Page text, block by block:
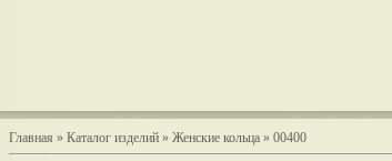
Главная » Каталог изделий » Женские кольца » 00400